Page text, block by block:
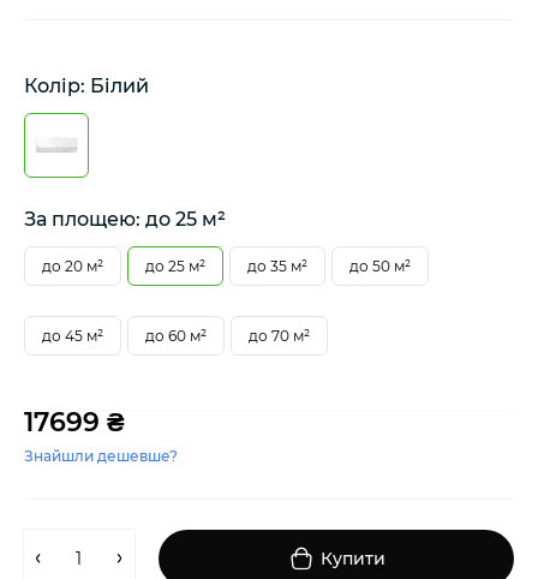
Колір: Білий
За площею: до 25 м²
до 20 м² до 25 м² до 35 м² до 50 м²
до 45 м² до 60 м² до 70 м²
17699 ₴
Знайшли дешевше?
Купити